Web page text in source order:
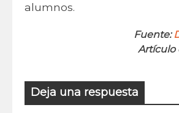
alumnos.
Fuente:
Artículo
Deja una respuesta